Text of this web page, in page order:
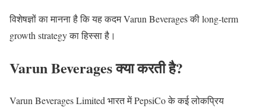
विशेषज्ञों का मानना है कि यह कदम Varun Beverages की long-term
growth strategy का हिस्सा है।
Varun Beverages क्या करती है?
Varun Beverages Limitedभारत में PepsiCo के कई लोकप्रिय